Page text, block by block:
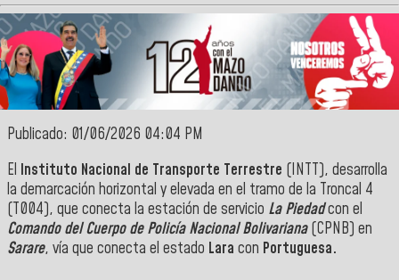
Publicado: 01/06/2026 04:04 PM
El Instituto Nacional de Transporte Terrestre (INTT), desarrolla
la demarcación horizontal y elevada en el tramo de la Troncal 4
(T004), que conecta la estación de servicio La Piedadcon el
Comando del Cuerpo de Policía Nacional Bolivariana(CPNB) en
Sarare, vía que conecta el estado Lara con Portuguesa.